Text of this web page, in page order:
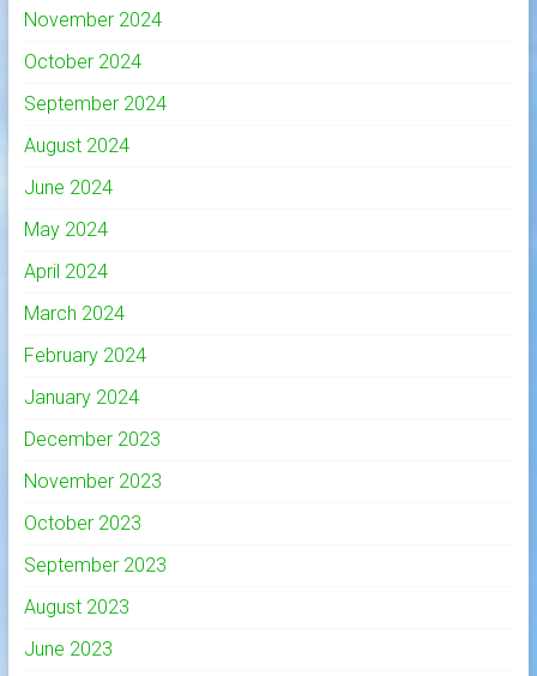
November 2024
October 2024
September 2024
August 2024
June 2024
May 2024
April 2024
March 2024
February 2024
January 2024
December 2023
November 2023
October 2023
September 2023
August 2023
June 2023